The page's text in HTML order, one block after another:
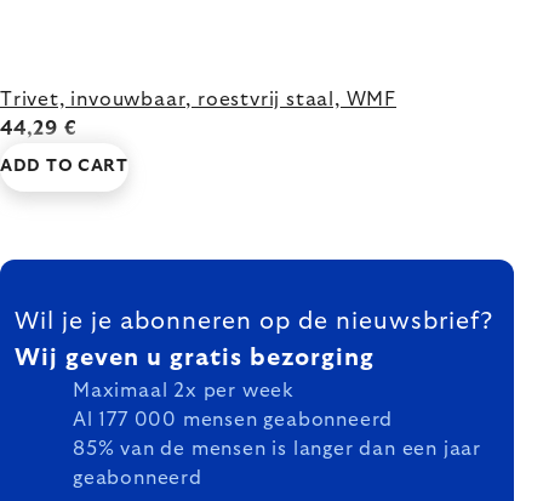
Trivet, invouwbaar, roestvrij staal, WMF
44,29 €
ADD TO CART
FOOTER
Wil je je abonneren op de nieuwsbrief?
Wij geven u gratis bezorging
Maximaal 2x per week
Al 177 000 mensen geabonneerd
85% van de mensen is langer dan een jaar
geabonneerd